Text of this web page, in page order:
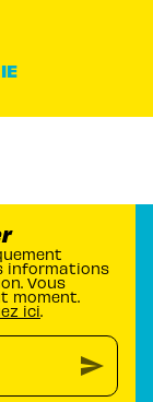
informations
Vous
moment.
ici.
send